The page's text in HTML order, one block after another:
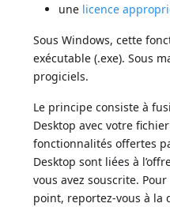
une licence
Sous Windows, cette
exécutable (.exe). Sous
progiciels.
Le principe consiste à
Desktop avec votre
fonctionnalités offertes
Desktop sont liées à
vous avez souscrite.
point, reportez-vous à la